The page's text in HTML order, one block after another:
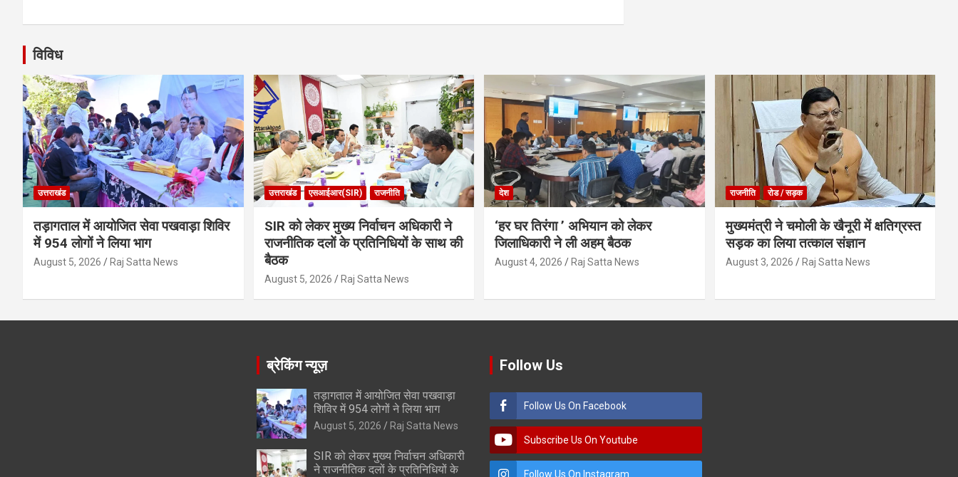
विविध
उत्तराखंड
तड़ागताल में आयोजित सेवा पखवाड़ा शिविर
में 954 लोगों ने लिया भाग
August 5, 2026 Raj Satta News
उत्तराखंड एसआईआर(SIR) राजनीति
SIR को लेकर मुख्य निर्वाचन अधिकारी ने
राजनीतिक दलों के प्रतिनिधियों के साथ की
बैठक
August 5, 2026 Raj Satta News
देश
‘हर घर तिरंगा ’ अभियान को लेकर
जिलाधिकारी ने ली अहम् बैठक
August 4, 2026 Raj Satta News
राजनीति रोड / सड़क
मुख्यमंत्री ने चमोली के खैनूरी में क्षतिग्रस्त
सड़क का लिया तत्काल संज्ञान
August 3, 2026 Raj Satta News
ब्रेकिंग न्यूज़
तड़ागताल में आयोजित सेवा पखवाड़ा
शिविर में 954 लोगों ने लिया भाग
August 5, 2026 Raj Satta News
SIR को लेकर मुख्य निर्वाचन अधिकारी
ने राजनीतिक दलों के प्रतिनिधियों के
Follow Us
Follow Us On Facebook
Subscribe Us On Youtube
Follow Us On Instagram